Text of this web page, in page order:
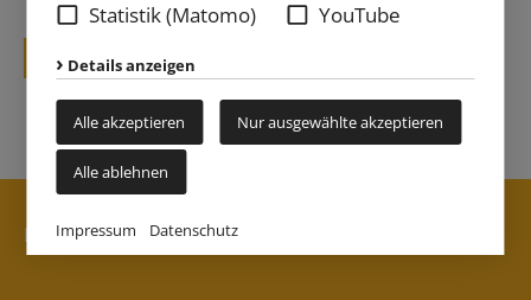
Statistik (Matomo)
YouTube
Details anzeigen
Alle akzeptieren Nur ausgewählte akzeptieren
Alle ablehnen
Impressum Datenschutz
zurück
Kontakt